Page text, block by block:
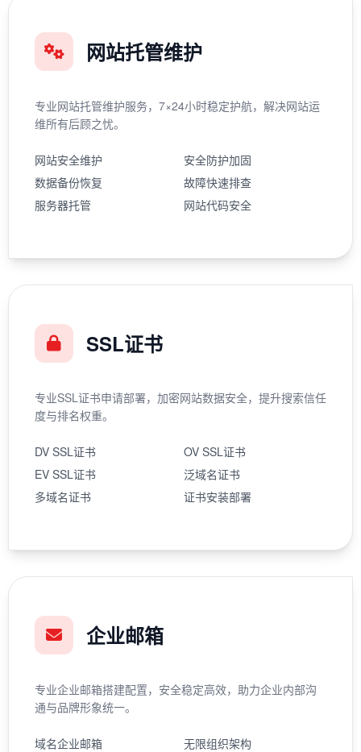
网站托管维护
专业网站托管维护服务，7×24小时稳定护航，解决网站运
维所有后顾之忧。
网站安全维护
安全防护加固
数据备份恢复
故障快速排查
服务器托管
网站代码安全
SSL证书
专业SSL证书申请部署，加密网站数据安全，提升搜索信任
度与排名权重。
DV SSL证书
OV SSL证书
EV SSL证书
泛域名证书
多域名证书
证书安装部署
企业邮箱
专业企业邮箱搭建配置，安全稳定高效，助力企业内部沟
通与品牌形象统一。
域名企业邮箱
无限组织架构